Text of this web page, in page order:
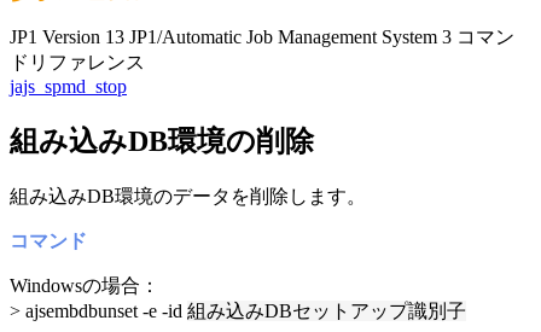
JP1 Version 13 JP1/Automatic Job Management System 3 コマン
ドリファレンス
jajs_spmd_stop
組み込みDB環境の削除
組み込みDB環境のデータを削除します。
コマンド
Windowsの場合：
> ajsembdbunset -e -id 組み込みDBセットアップ識別子